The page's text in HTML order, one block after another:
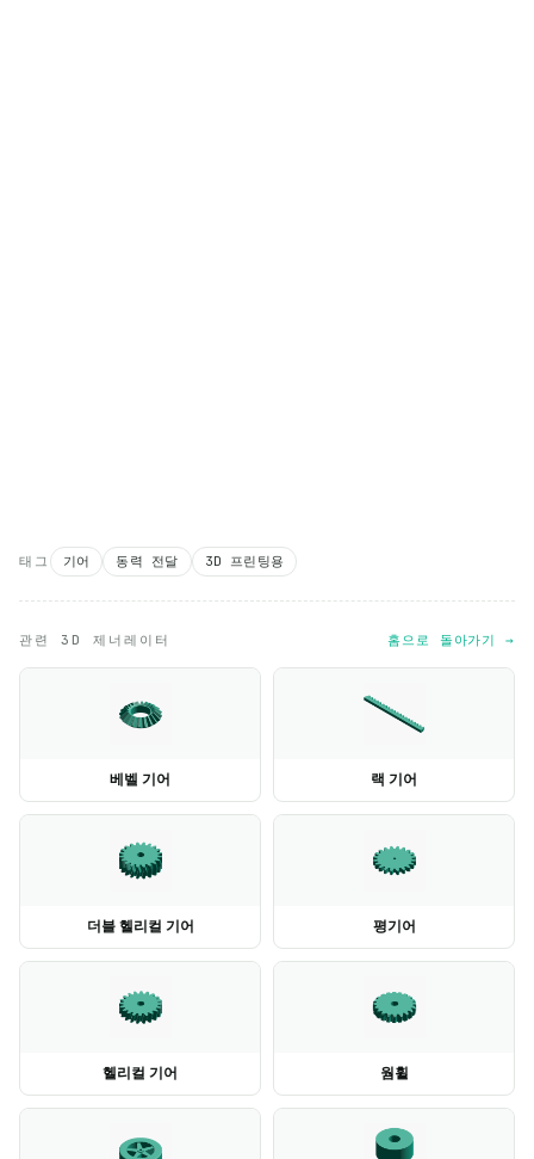
태그 기어 동력 전달 3D 프린팅용
관련 3D 제너레이터 홈으로 돌아가기 →
베벨 기어 랙 기어
더블 헬리컬 기어 평기어
헬리컬 기어 웜휠